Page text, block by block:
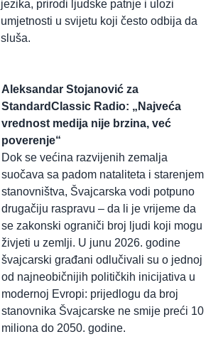
jezika, prirodi ljudske patnje i ulozi
umjetnosti u svijetu koji često odbija da
sluša.
Aleksandar Stojanović za
StandardClassic Radio: „Najveća
vrednost medija nije brzina, već
poverenje“
Dok se većina razvijenih zemalja
suočava sa padom nataliteta i starenjem
stanovništva, Švajcarska vodi potpuno
drugačiju raspravu – da li je vrijeme da
se zakonski ograniči broj ljudi koji mogu
živjeti u zemlji. U junu 2026. godine
švajcarski građani odlučivali su o jednoj
od najneobičnijih političkih inicijativa u
modernoj Evropi: prijedlogu da broj
stanovnika Švajcarske ne smije preći 10
miliona do 2050. godine.